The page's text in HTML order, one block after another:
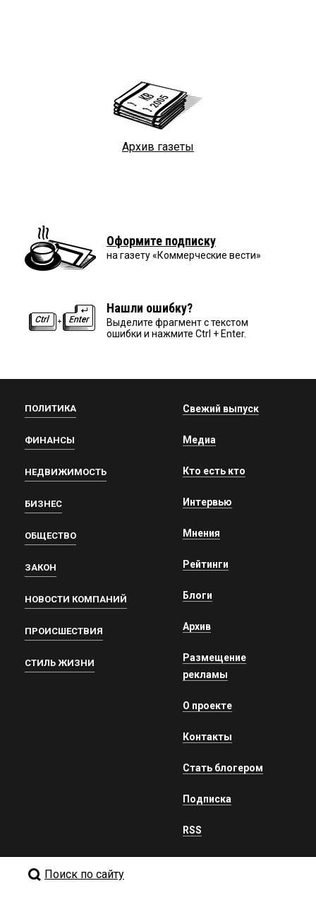
Архив газеты
Оформите подписку
на газету «Коммерческие вести»
Нашли ошибку?
Выделите фрагмент с текстом
ошибки и нажмите Ctrl + Enter.
ПОЛИТИКА
ФИНАНСЫ
НЕДВИЖИМОСТЬ
БИЗНЕС
ОБЩЕСТВО
ЗАКОН
НОВОСТИ КОМПАНИЙ
ПРОИСШЕСТВИЯ
СТИЛЬ ЖИЗНИ
Свежий выпуск
Медиа
Кто есть кто
Интервью
Мнения
Рейтинги
Блоги
Архив
Размещение
рекламы
О проекте
Контакты
Стать блогером
Подписка
RSS
Поиск по сайту